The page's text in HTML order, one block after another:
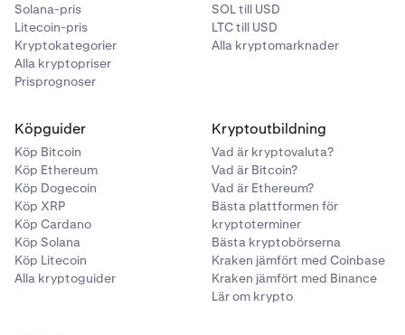
Solana-pris
Litecoin-pris
Kryptokategorier
Alla kryptopriser
Prisprognoser
SOL till USD
LTC till USD
Alla kryptomarknader
Köpguider
Köp Bitcoin
Köp Ethereum
Köp Dogecoin
Köp XRP
Köp Cardano
Köp Solana
Köp Litecoin
Alla kryptoguider
Kryptoutbildning
Vad är kryptovaluta?
Vad är Bitcoin?
Vad är Ethereum?
Bästa plattformen för
kryptoterminer
Bästa kryptobörserna
Kraken jämfört med Coinbase
Kraken jämfört med Binance
Lär om krypto